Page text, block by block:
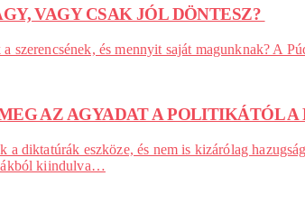
VAGY CSAK JÓL DÖNTESZ?
szerencsének, és mennyit saját magunknak? A
AZ AGYADAT A POLITIKÁTÓL
a diktatúrák eszköze, és nem is kizárólag
kiindulva…